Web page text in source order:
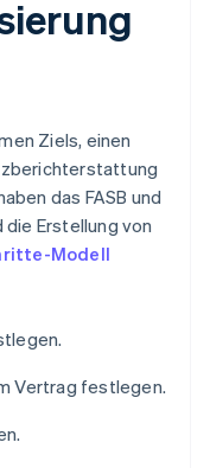
Ziels, einen
das FASB und
Erstellung von
Modell
Vertrag festlegen.